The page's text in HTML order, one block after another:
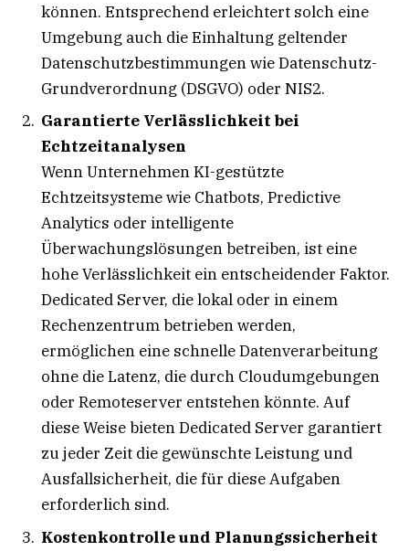
können. Entsprechend erleichtert solch eine
Umgebung auch die Einhaltung geltender
Datenschutzbestimmungen wie Datenschutz-
Grundverordnung (DSGVO) oder NIS2.
Garantierte Verlässlichkeit bei
Echtzeitanalysen
Wenn Unternehmen KI-gestützte
Echtzeitsysteme wie Chatbots, Predictive
Analytics oder intelligente
Überwachungslösungen betreiben, ist eine
hohe Verlässlichkeit ein entscheidender Faktor.
Dedicated Server, die lokal oder in einem
Rechenzentrum betrieben werden,
ermöglichen eine schnelle Datenverarbeitung
ohne die Latenz, die durch Cloudumgebungen
oder Remoteserver entstehen könnte. Auf
diese Weise bieten Dedicated Server garantiert
zu jeder Zeit die gewünschte Leistung und
Ausfallsicherheit, die für diese Aufgaben
erforderlich sind.
Kostenkontrolle und Planungssicherheit